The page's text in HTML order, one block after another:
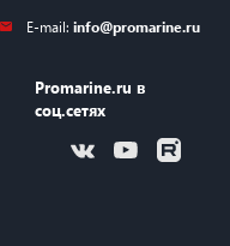
E-mail: info@promarine.ru
Promarine.ru в
соц.сетях